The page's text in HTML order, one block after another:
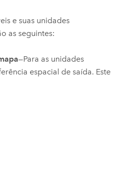
e suas unidades
as seguintes:
—Para as unidades
espacial de saída. Este